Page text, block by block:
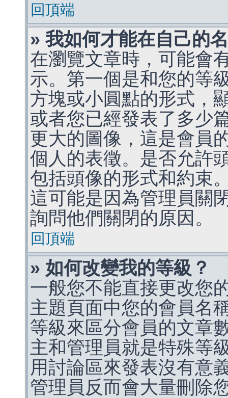
回頂端
» 我如何才能在自己的
在瀏覽文章時，可能會
示。第一個是和您的等
方塊或小圓點的形式，
或者您已經發表了多少
更大的圖像，這是會員
個人的表徵。是否允許
包括頭像的形式和約束
這可能是因為管理員關
詢問他們關閉的原因。
回頂端
» 如何改變我的等級？
一般您不能直接更改您
主題頁面中您的會員名
等級來區分會員的文章
主和管理員就是特殊等
用討論區來發表沒有意
管理員反而會大量刪除